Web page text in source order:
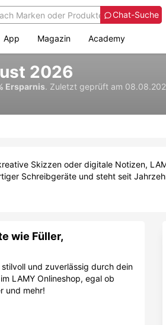
Chat-Suche
App Magazin Academy
2026
Ersparnis. Zuletzt geprüft am
Skizzen oder digitale Notizen,
Schreibgeräte und steht seit
wie Füller,
und zuverlässig durch dein
im LAMY Onlineshop, egal ob
und mehr!